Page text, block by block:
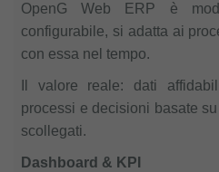
OpenG Web ERP è
configurabile, si adatta ai
con essa nel tempo.
Il valore reale: dati
processi e decisioni basate
scollegati.
Dashboard & KPI